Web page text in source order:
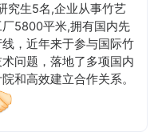
究生5名,企业从事竹艺
5800平米,拥有国内先
，近年来于参与国际竹
问题，落地了多项国内
和高效建立合作关系。